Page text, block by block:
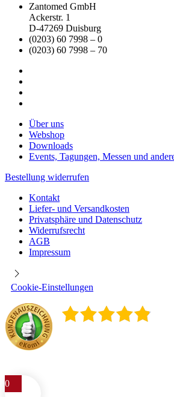
Zantomed GmbH
Ackerstr. 1
D-47269 Duisburg
(0203) 60 7998 – 0
(0203) 60 7998 – 70
Über uns
Webshop
Downloads
Events, Tagungen, Messen und
Bestellung widerrufen
Kontakt
Liefer- und Versandkosten
Privatsphäre und Datenschutz
Widerrufsrecht
AGB
Impressum
Cookie-Einstellungen
0